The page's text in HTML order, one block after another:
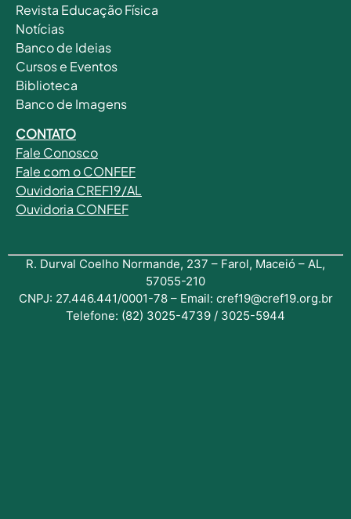
Revista Educação Física
Notícias
Banco de Ideias
Cursos e Eventos
Biblioteca
Banco de Imagens
CONTATO
Fale Conosco
Fale com oCONFEF
Ouvidoria CREF19/AL
Ouvidoria CONFEF
R. Durval Coelho Normande, 237 – Farol, Maceió – AL,
57055-210
CNPJ: 27.446.441/0001-78 – Email: cref19@cref19.org.br
Telefone: (82) 3025-4739 / 3025-5944